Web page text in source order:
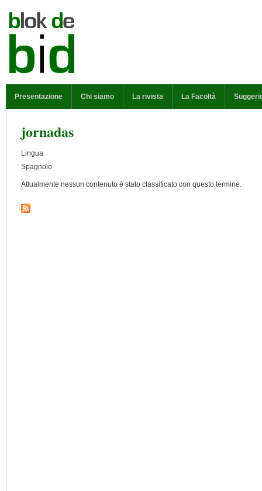
Presentazione Chi siamo La rivista La Facoltà
jornadas
Lingua
Spagnolo
Attualmente nessun contenuto è stato classificato con questo termine.